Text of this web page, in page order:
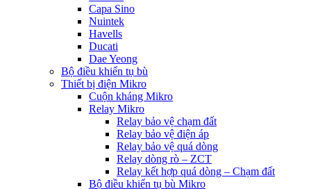
Capa Sino
Nuintek
Havells
Ducati
Dae Yeong
Bộ điều khiển tụ bù
Thiết bị điện Mikro
Cuộn kháng Mikro
Relay Mikro
Relay bảo vệ chạm đất
Relay bảo vệ điện áp
Relay bảo vệ quá dòng
Relay dòng rò – ZCT
Relay kết hợp quá dòng – Chạm đất
Bộ điều khiển tụ bù Mikro